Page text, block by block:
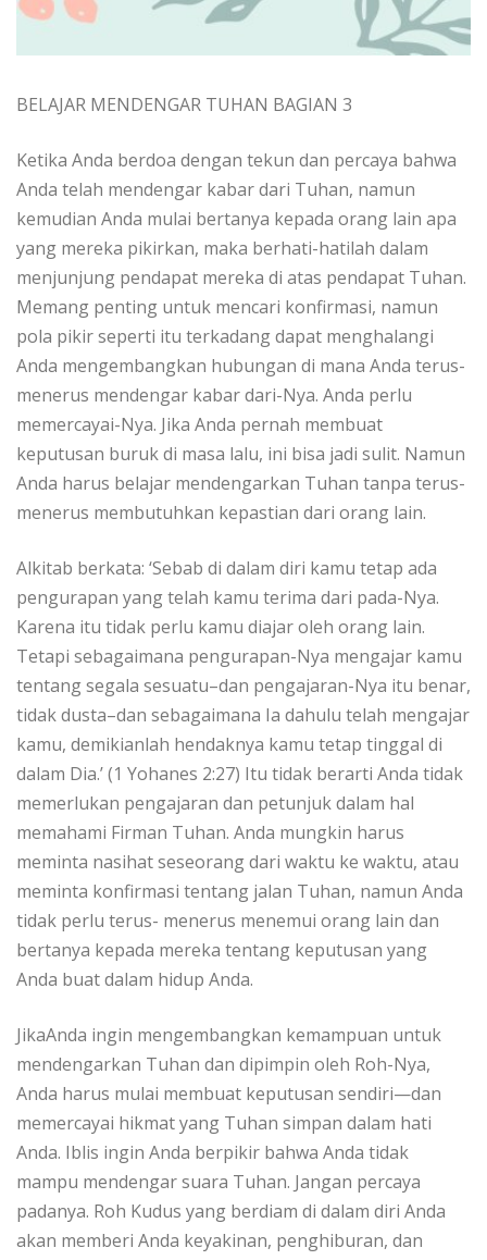
BELAJAR MENDENGAR TUHAN BAGIAN 3
Ketika Anda berdoa dengan tekun dan percaya bahwa
Anda telah mendengar kabar dari Tuhan, namun
kemudian Anda mulai bertanya kepada orang lain apa
yang mereka pikirkan, maka berhati-hatilah dalam
menjunjung pendapat mereka di atas pendapat Tuhan.
Memang penting untuk mencari konfirmasi, namun
pola pikir seperti itu terkadang dapat menghalangi
Anda mengembangkan hubungan di mana Anda terus-
menerus mendengar kabar dari-Nya. Anda perlu
memercayai-Nya. Jika Anda pernah membuat
keputusan buruk di masa lalu, ini bisa jadi sulit. Namun
Anda harus belajar mendengarkan Tuhan tanpa terus-
menerus membutuhkan kepastian dari orang lain.
Alkitab berkata: ‘Sebab di dalam diri kamu tetap ada
pengurapan yang telah kamu terima dari pada-Nya.
Karena itu tidak perlu kamu diajar oleh orang lain.
Tetapi sebagaimana pengurapan-Nya mengajar kamu
tentang segala sesuatu–dan pengajaran-Nya itu benar,
tidak dusta–dan sebagaimana Ia dahulu telah mengajar
kamu, demikianlah hendaknya kamu tetap tinggal di
dalam Dia.’ (1 Yohanes 2:27) Itu tidak berarti Anda tidak
memerlukan pengajaran dan petunjuk dalam hal
memahami Firman Tuhan. Anda mungkin harus
meminta nasihat seseorang dari waktu ke waktu, atau
meminta konfirmasi tentang jalan Tuhan, namun Anda
tidak perlu terus- menerus menemui orang lain dan
bertanya kepada mereka tentang keputusan yang
Anda buat dalam hidup Anda.
JikaAnda ingin mengembangkan kemampuan untuk
mendengarkan Tuhan dan dipimpin oleh Roh-Nya,
Anda harus mulai membuat keputusan sendiri—dan
memercayai hikmat yang Tuhan simpan dalam hati
Anda. Iblis ingin Anda berpikir bahwa Anda tidak
mampu mendengar suara Tuhan. Jangan percaya
padanya. Roh Kudus yang berdiam di dalam diri Anda
akan memberi Anda keyakinan, penghiburan, dan